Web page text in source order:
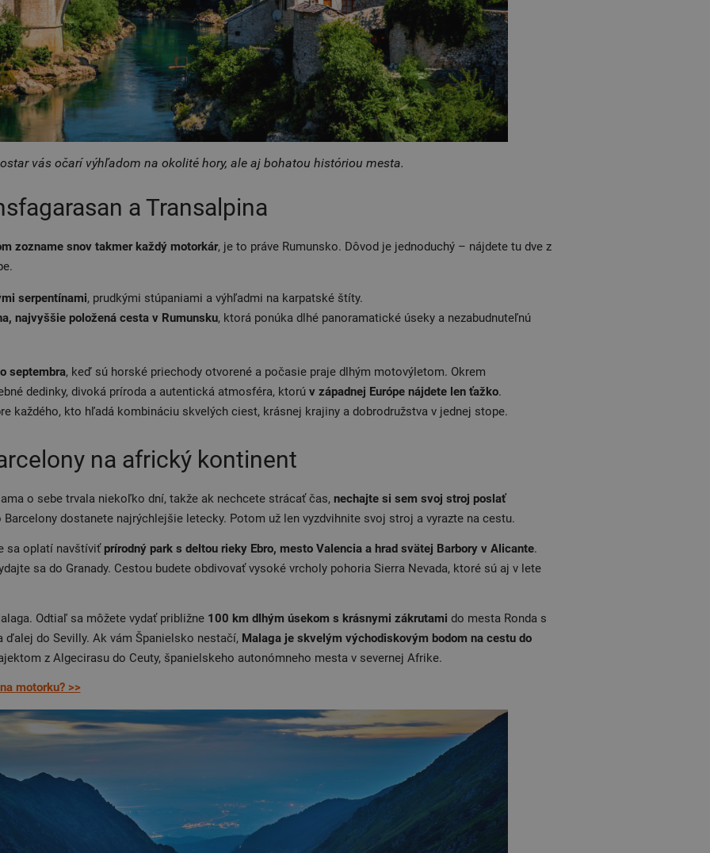
vás očarí výhľadom na okolité hory, ale aj bohatou históriou mesta.
a Transalpina
zozname snov takmer každý motorkár, je to práve Rumunsko. Dôvod je jednoduchý – nájdete tu dve z
serpentínami, prudkými stúpaniami a výhľadmi na karpatské štíty.
najvyššie položená cesta v Rumunsku, ktorá ponúka dlhé panoramatické úseky a nezabudnuteľnú
septembra, keď sú horské priechody otvorené a počasie praje dlhým motovýletom. Okrem
dedinky, divoká príroda a autentická atmosféra, ktorú v západnej Európe nájdete len ťažko.
každého, kto hľadá kombináciu skvelých ciest, krásnej krajiny a dobrodružstva v jednej stope.
na africký kontinent
o sebe trvala niekoľko dní, takže ak nechcete strácať čas, nechajte si sem svoj stroj poslať
Barcelony dostanete najrýchlejšie letecky. Potom už len vyzdvihnite svoj stroj a vyrazte na cestu.
sa oplatí navštíviť prírodný park s deltou rieky Ebro, mesto Valencia a hrad svätej Barbory v Alicante.
sa do Granady. Cestou budete obdivovať vysoké vrcholy pohoria Sierra Nevada, ktoré sú aj v lete
Odtiaľ sa môžete vydať približne 100 km dlhým úsekom s krásnymi zákrutami do mesta Ronda s
do Sevilly. Ak vám Španielsko nestačí, Malaga je skvelým východiskovým bodom na cestu do
z Algecirasu do Ceuty, španielskeho autonómneho mesta v severnej Afrike.
motorku? >>